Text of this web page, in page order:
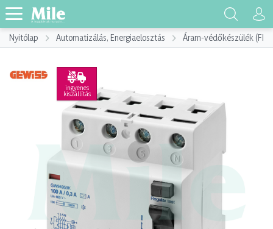
Nyitólap Automatizálás, Energiaelosztás Áram-védőkészülék (FI)
ingyenes
kiszállítás